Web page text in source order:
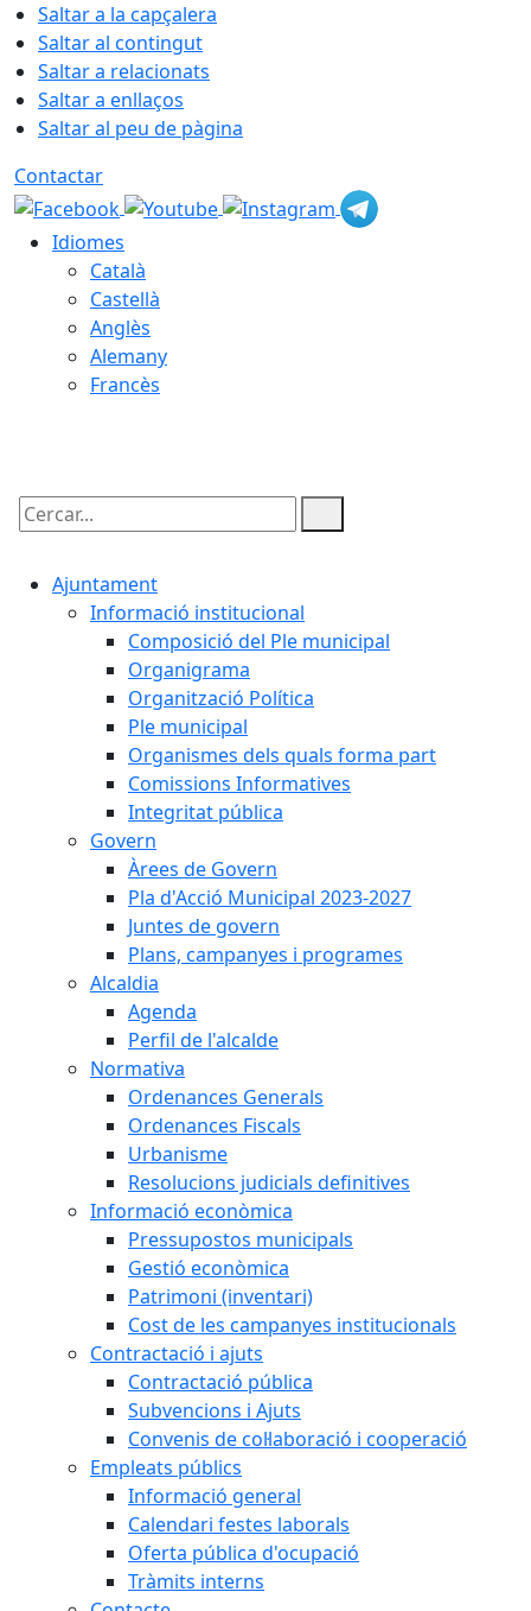
Saltar a la capçalera
Saltar al contingut
Saltar a relacionats
Saltar a enllaços
Saltar al peu de pàgina
Contactar
Idiomes
Català
Castellà
Anglès
Alemany
Francès
Cercar:
Ajuntament
Informació institucional
Composició del Ple municipal
Organigrama
Organització Política
Ple municipal
Organismes dels quals forma part
Comissions Informatives
Integritat pública
Govern
Àrees de Govern
Pla d'Acció Municipal 2023-2027
Juntes de govern
Plans, campanyes i programes
Alcaldia
Agenda
Perfil de l'alcalde
Normativa
Ordenances Generals
Ordenances Fiscals
Urbanisme
Resolucions judicials definitives
Informació econòmica
Pressupostos municipals
Gestió econòmica
Patrimoni (inventari)
Cost de les campanyes institucionals
Contractació i ajuts
Contractació pública
Subvencions i Ajuts
Convenis de col·laboració i cooperació
Empleats públics
Informació general
Calendari festes laborals
Oferta pública d'ocupació
Tràmits interns